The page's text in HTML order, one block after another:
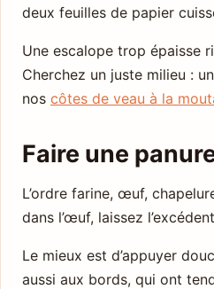
deux feuilles de papier
Une escalope trop épaisse
Cherchez un juste milieu :
nos côtes de veau à la
Faire une
L’ordre farine, œuf,
dans l’œuf, laissez
Le mieux est d’appuyer
aussi aux bords, qui ont